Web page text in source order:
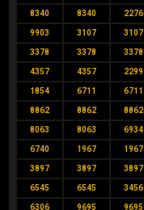
8340 8340 2276
9903 3107 3107
3378 3378 3378
4357 4357 2299
1854 6711 6711
8862 8862 8862
8063 8063 6934
6740 1967 1967
3897 3897 3897
6545 6545 3456
6306 9695 9695